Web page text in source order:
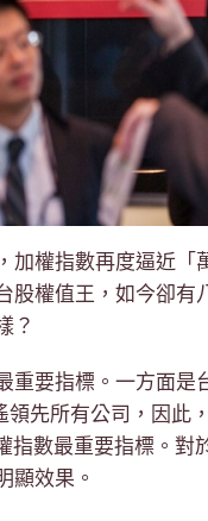
加權指數再度逼近「
股權值王，如今卻
？
重要指標。一方面
領先所有公司，因此
指數最重要指標。
顯效果。